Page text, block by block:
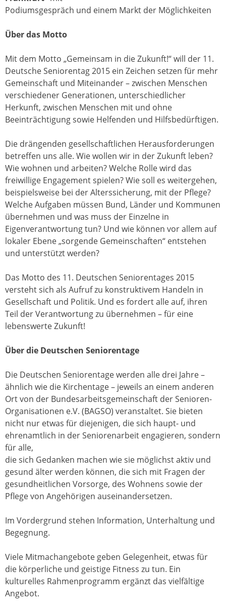
Podiumsgespräch und einem Markt der Möglichkeiten
Über das Motto
Mit dem Motto „Gemeinsam in die Zukunft!“ will der 11.
Deutsche Seniorentag 2015 ein Zeichen setzen für mehr
Gemeinschaft und Miteinander – zwischen Menschen
verschiedener Generationen, unterschiedlicher
Herkunft, zwischen Menschen mit und ohne
Beeinträchtigung sowie Helfenden und Hilfsbedürftigen.
Die drängenden gesellschaftlichen Herausforderungen
betreffen uns alle. Wie wollen wir in der Zukunft leben?
Wie wohnen und arbeiten? Welche Rolle wird das
freiwillige Engagement spielen? Wie soll es weitergehen,
beispielsweise bei der Alterssicherung, mit der Pflege?
Welche Aufgaben müssen Bund, Länder und Kommunen
übernehmen und was muss der Einzelne in
Eigenverantwortung tun? Und wie können vor allem auf
lokaler Ebene „sorgende Gemeinschaften“ entstehen
und unterstützt werden?
Das Motto des 11. Deutschen Seniorentages 2015
versteht sich als Aufruf zu konstruktivem Handeln in
Gesellschaft und Politik. Und es fordert alle auf, ihren
Teil der Verantwortung zu übernehmen – für eine
lebenswerte Zukunft!
Über die Deutschen Seniorentage
Die Deutschen Seniorentage werden alle drei Jahre –
ähnlich wie die Kirchentage – jeweils an einem anderen
Ort von der Bundesarbeitsgemeinschaft der Senioren-
Organisationen e.V. (BAGSO) veranstaltet. Sie bieten
nicht nur etwas für diejenigen, die sich haupt- und
ehrenamtlich in der Seniorenarbeit engagieren, sondern
für alle,
die sich Gedanken machen wie sie möglichst aktiv und
gesund älter werden können, die sich mit Fragen der
gesundheitlichen Vorsorge, des Wohnens sowie der
Pflege von Angehörigen auseinandersetzen.
Im Vordergrund stehen Information, Unterhaltung und
Begegnung.
Viele Mitmachangebote geben Gelegenheit, etwas für
die körperliche und geistige Fitness zu tun. Ein
kulturelles Rahmenprogramm ergänzt das vielfältige
Angebot.